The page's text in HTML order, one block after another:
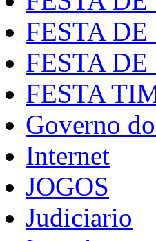
FESTA
FESTA
FESTA
Governo
Internet
JOGOS
Judiciario